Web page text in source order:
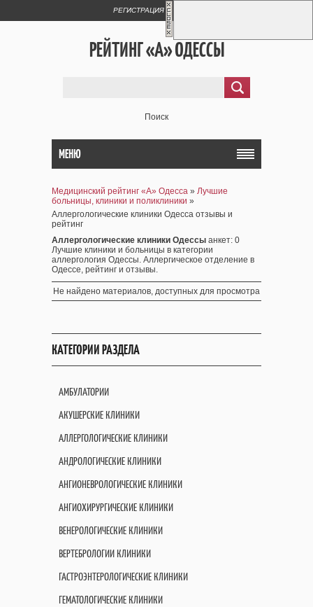
РЕГИСТРАЦИЯ
РЕЙТИНГ «А» ОДЕССЫ
Поиск
МЕНЮ
Медицинский рейтинг «А» Одесса » Лучшие
больницы, клиники и поликлиники »
Аллергологические клиники Одесса отзывы и
рейтинг
Аллергологические клиники Одессы анкет: 0
Лучшие клиники и больницы в категории
аллергология Одессы. Аллергическое отделение в
Одессе, рейтинг и отзывы.
Не найдено материалов, доступных для просмотра
КАТЕГОРИИ РАЗДЕЛА
АМБУЛАТОРИИ
АКУШЕРСКИЕ КЛИНИКИ
АЛЛЕРГОЛОГИЧЕСКИЕ КЛИНИКИ
АНДРОЛОГИЧЕСКИЕ КЛИНИКИ
АНГИОНЕВРОЛОГИЧЕСКИЕ КЛИНИКИ
АНГИОХИРУРГИЧЕСКИЕ КЛИНИКИ
ВЕНЕРОЛОГИЧЕСКИЕ КЛИНИКИ
ВЕРТЕБРОЛОГИИ КЛИНИКИ
ГАСТРОЭНТЕРОЛОГИЧЕСКИЕ КЛИНИКИ
ГЕМАТОЛОГИЧЕСКИЕ КЛИНИКИ